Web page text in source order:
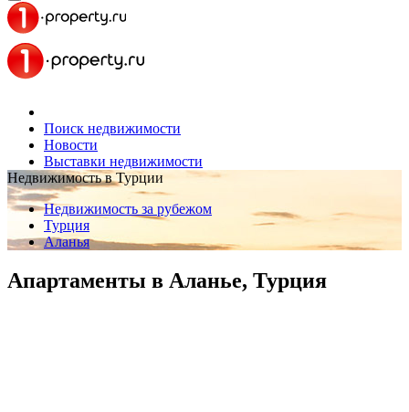
Поиск недвижимости
Новости
Выставки недвижимости
Недвижимость в Турции
Недвижимость за рубежом
Турция
Аланья
Апартаменты в Аланье, Турция